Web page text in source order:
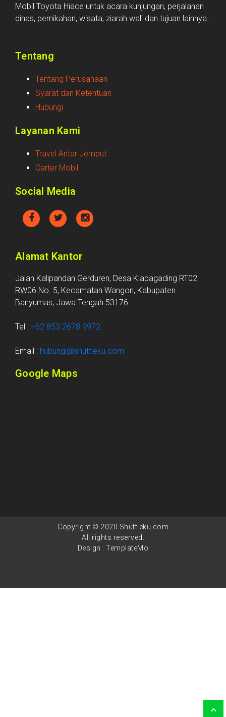
Mobil Toyota Hiace untuk acara kunjungan, perjalanan
dinas, pernikahan, wisata, ziarah wali dan tujuan lainnya.
Tentang
Tentang Perusahaan
Syarat dan Ketentuan
Hubungi
Layanan Kami
Travel Antar Jemput
Carter Mobil
Social Media
Alamat Kantor
Jalan Kalipandan Gerduren, Desa Klapagading RT02
RW06 No. 5, Kecamatan Wangon, Kabupaten
Banyumas, Jawa Tengah 53176
Tel : +62 853 2678 9972
Email : hubungi@shuttleku.com
Google Maps
Copyright © 2020 Shuttleku.com
All rights reserved.
Design :TemplateMo